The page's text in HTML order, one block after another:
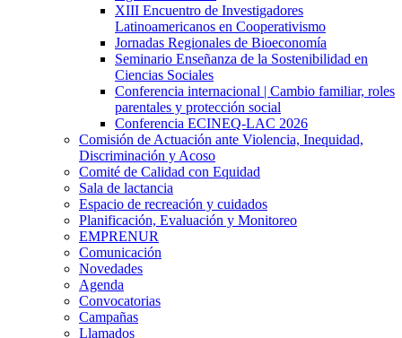
XIII Encuentro de Investigadores
Latinoamericanos en Cooperativismo
Jornadas Regionales de Bioeconomía
Seminario Enseñanza de la Sostenibilidad en
Ciencias Sociales
Conferencia internacional | Cambio familiar, roles
parentales y protección social
Conferencia ECINEQ-LAC 2026
Comisión de Actuación ante Violencia, Inequidad,
Discriminación y Acoso
Comité de Calidad con Equidad
Sala de lactancia
Espacio de recreación y cuidados
Planificación, Evaluación y Monitoreo
EMPRENUR
Comunicación
Novedades
Agenda
Convocatorias
Campañas
Llamados